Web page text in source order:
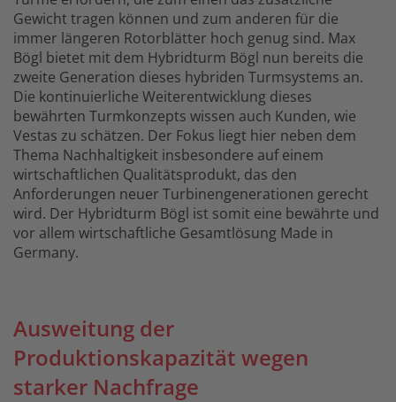
Gewicht tragen können und zum anderen für die
immer längeren Rotorblätter hoch genug sind. Max
Bögl bietet mit dem Hybridturm Bögl nun bereits die
zweite Generation dieses hybriden Turmsystems an.
Die kontinuierliche Weiterentwicklung dieses
bewährten Turmkonzepts wissen auch Kunden, wie
Vestas zu schätzen. Der Fokus liegt hier neben dem
Thema Nachhaltigkeit insbesondere auf einem
wirtschaftlichen Qualitätsprodukt, das den
Anforderungen neuer Turbinengenerationen gerecht
wird. Der Hybridturm Bögl ist somit eine bewährte und
vor allem wirtschaftliche Gesamtlösung Made in
Germany.
Ausweitung der
Produktionskapazität wegen
starker Nachfrage